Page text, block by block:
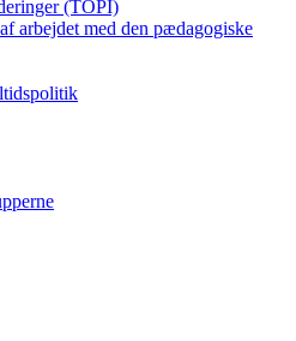
(TOPI)
arbejdet med den pædagogiske